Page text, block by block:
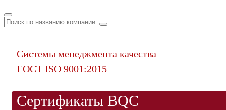
Системы менеджмента качества
ГОСТ ISO 9001:2015
Сертификаты BQC